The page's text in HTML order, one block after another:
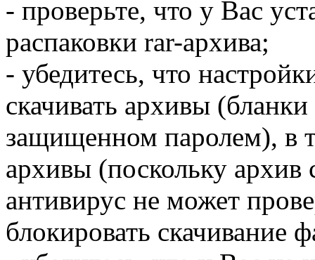
- проверьте, что у Вас
распаковки rar-архива;
- убедитесь, что
скачивать архивы
защищенном паролем), в
архивы (поскольку
антивирус не может
блокировать скачивание